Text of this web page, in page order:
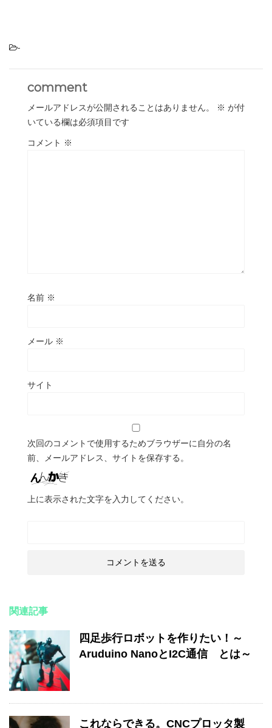
-
comment
メールアドレスが公開されることはありません。 ※ が付
いている欄は必須項目です
コメント ※
名前 ※
メール ※
サイト
次回のコメントで使用するためブラウザーに自分の名
前、メールアドレス、サイトを保存する。
上に表示された文字を入力してください。
関連記事
四足歩行ロボットを作りたい！～
Aruduino NanoとI2C通信 とは～
これならできる。CNCプロッタ製